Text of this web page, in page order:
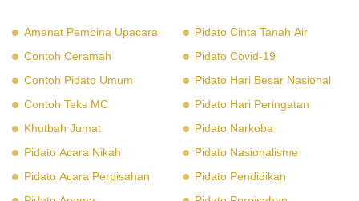
Amanat Pembina Upacara
Contoh Ceramah
Contoh Pidato Umum
Contoh Teks MC
Khutbah Jumat
Pidato Acara Nikah
Pidato Acara Perpisahan
Pidato Cinta Tanah Air
Pidato Covid-19
Pidato Hari Besar Nasional
Pidato Hari Peringatan
Pidato Narkoba
Pidato Nasionalisme
Pidato Pendidikan